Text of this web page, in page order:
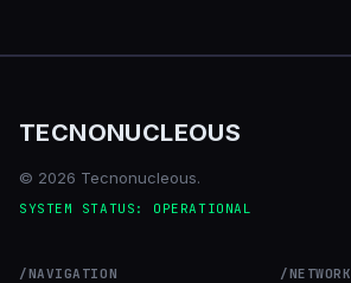
TECNONUCLEOUS
© 2026 Tecnonucleous.
SYSTEM STATUS: OPERATIONAL
/NAVIGATION /NETWORK